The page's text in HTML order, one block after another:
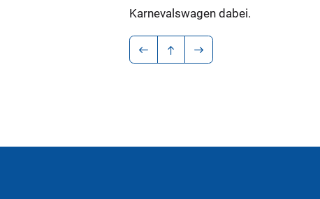
Karnevalswagen dabei.